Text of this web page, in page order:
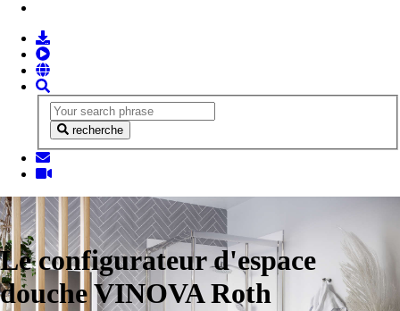
recherche
Le configurateur d'espace
douche VINOVA Roth